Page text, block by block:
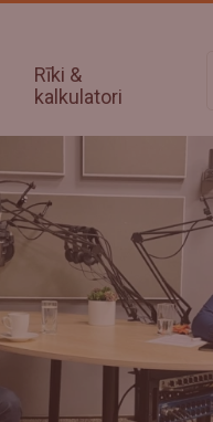
Rīki &
kalkulatori